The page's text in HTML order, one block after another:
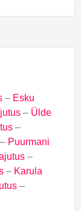
– Esku
– Ülde
–
– Puurmani
–
– Karula
–